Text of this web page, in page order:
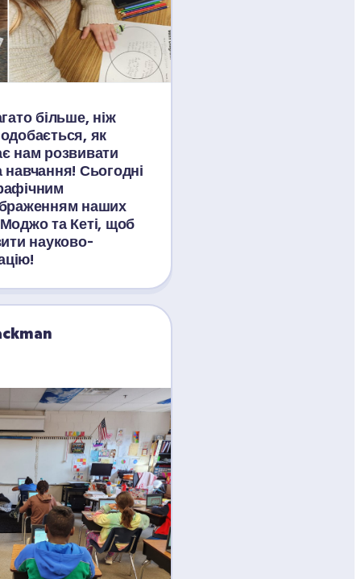
більше, ніж
як
нам розвивати
Сьогодні
наших
та Кеті, щоб
науково-